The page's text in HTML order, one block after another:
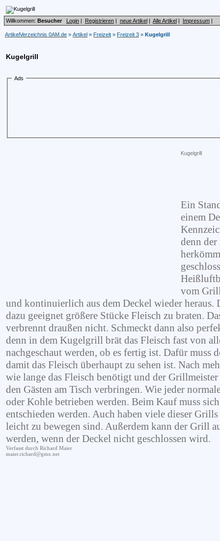
Willkommen: Besucher Login | Registrieren | neue Artikel | Alle Artikel | Impressum |
ArtikelVerzeichnis 0AM.de » Artikel » Freizeit » Freizeit 3 » Kugelgrill
Kugelgrill
Ads
Kugelgrill
Ein
einem
denn der
vom
und kontinuierlich aus dem Deckel wieder heraus.
dazu geeignet größere Stücke Fleisch zu braten.
verbrennt draußen nicht. Schmeckt dann also
denn in dem Kugelgrill brät das Fleisch fast von
nachgeschaut werden, ob es fertig ist. Dafür muss
damit das Fleisch überhaupt zu sehen ist. Nach
wie lange das Fleisch benötigt und der
den Gästen am Tisch verbringen. Wie jeder
oder Kohle betrieben werden. Beim Kauf muss
entschieden werden. Auch haben viele dieser
leicht zu bewegen sind. Außerdem kann der Grill
werden, wenn der Deckel nicht geschlossen wird.
Verfasst durch Richard Maier
maier.richard@gmx.net